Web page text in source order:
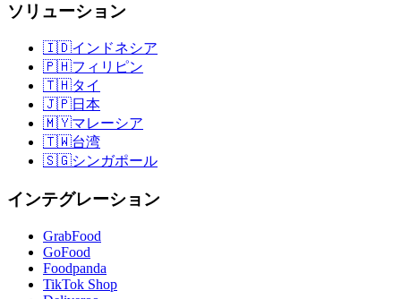
ソリューション
🇮🇩インドネシア
🇵🇭フィリピン
🇹🇭タイ
🇯🇵日本
🇲🇾マレーシア
🇹🇼台湾
🇸🇬シンガポール
インテグレーション
GrabFood
GoFood
Foodpanda
TikTok Shop